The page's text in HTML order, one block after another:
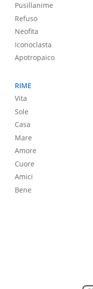
Pusillanime
Refuso
Neofita
Iconoclasta
Apotropaico
RIME
Vita
Sole
Casa
Mare
Amore
Cuore
Amici
Bene